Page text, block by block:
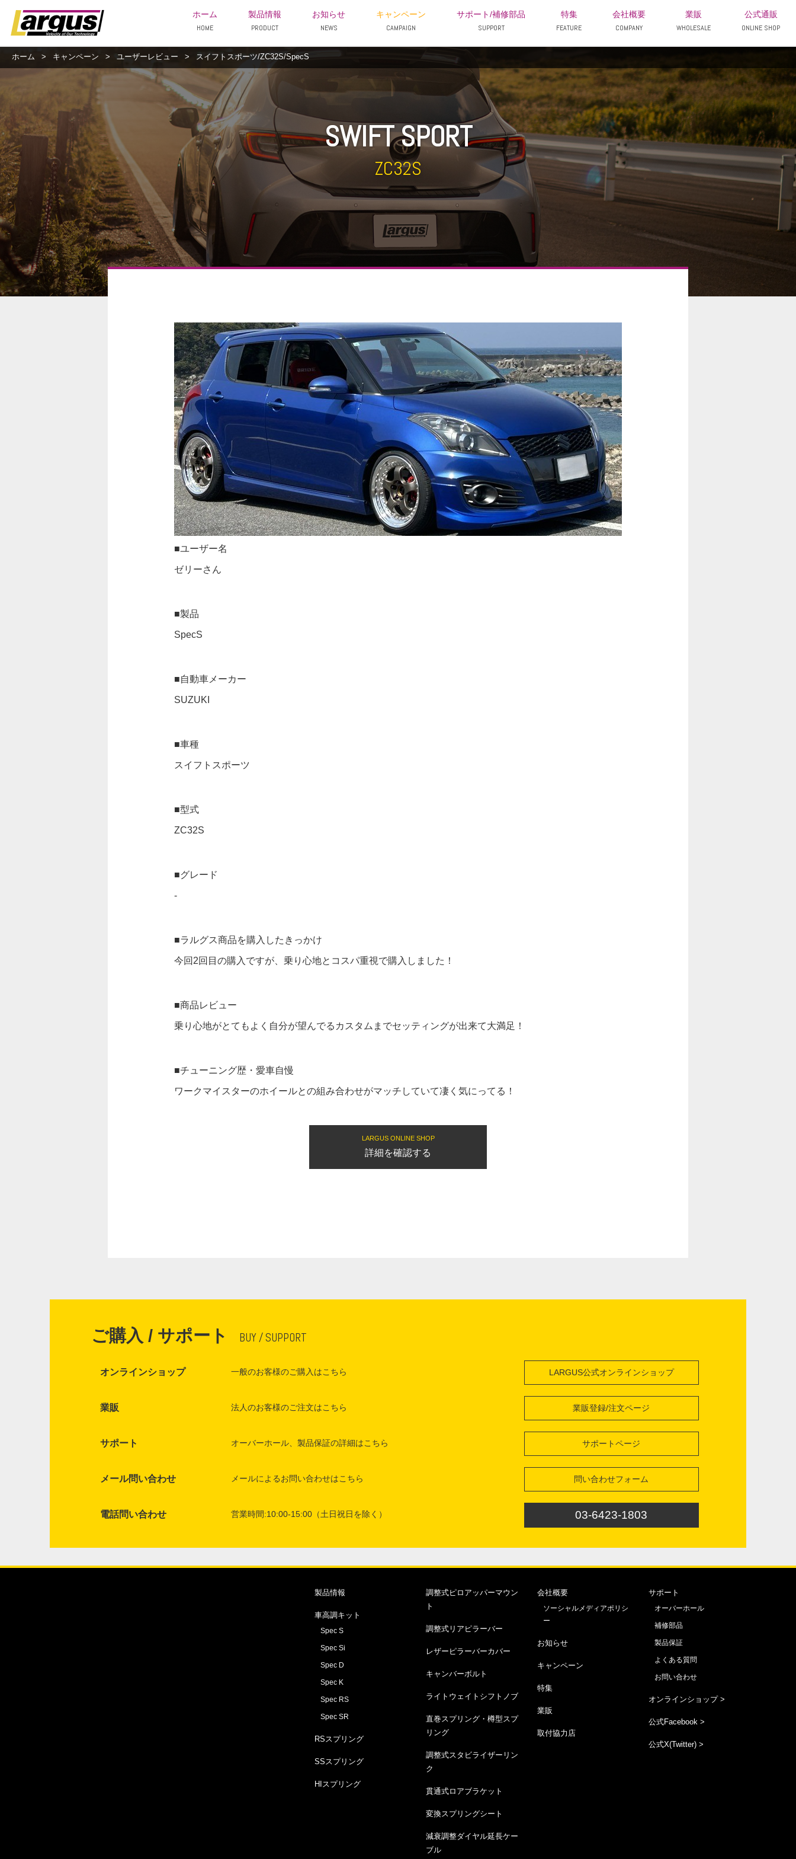
ホーム
HOME
製品情報
PRODUCT
お知らせ
NEWS
キャンペーン
CAMPAIGN
サポート/補修部品
SUPPORT
特集
FEATURE
会社概要
COMPANY
業販
WHOLESALE
公式通販
ONLINE SHOP
ホーム > キャンペーン > ユーザーレビュー > スイフトスポーツ/ZC32S/SpecS
SWIFT SPORT
ZC32S
■ユーザー名
ゼリーさん
■製品
SpecS
■自動車メーカー
SUZUKI
■車種
スイフトスポーツ
■型式
ZC32S
■グレード
-
■ラルグス商品を購入したきっかけ
今回2回目の購入ですが、乗り心地とコスパ重視で購入しました！
■商品レビュー
乗り心地がとてもよく自分が望んでるカスタムまでセッティングが出来て大満足！
■チューニング歴・愛車自慢
ワークマイスターのホイールとの組み合わせがマッチしていて凄く気にってる！
LARGUS ONLINE SHOP
詳細を確認する
ご購入 / サポート BUY / SUPPORT
オンラインショップ 一般のお客様のご購入はこちら LARGUS公式オンラインショップ
業販 法人のお客様のご注文はこちら 業販登録/注文ページ
サポート オーバーホール、製品保証の詳細はこちら サポートページ
メール問い合わせ メールによるお問い合わせはこちら 問い合わせフォーム
電話問い合わせ 営業時間:10:00-15:00（土日祝日を除く） 03-6423-1803
製品情報
車高調キット
Spec S
Spec Si
Spec D
Spec K
Spec RS
Spec SR
RSスプリング
SSスプリング
HIスプリング
調整式ピロアッパーマウン
ト
調整式リアピラーバー
レザーピラーバーカバー
キャンバーボルト
ライトウェイトシフトノブ
直巻スプリング・樽型スプ
リング
調整式スタビライザーリン
ク
貫通式ロアブラケット
変換スプリングシート
減衰調整ダイヤル延長ケー
ブル
会社概要
ソーシャルメディアポリシ
ー
お知らせ
キャンペーン
特集
業販
取付協力店
サポート
オーバーホール
補修部品
製品保証
よくある質問
お問い合わせ
オンラインショップ >
公式Facebook >
公式X(Twitter) >